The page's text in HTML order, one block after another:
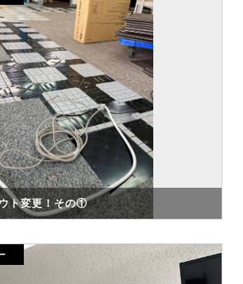
ト変更！その①